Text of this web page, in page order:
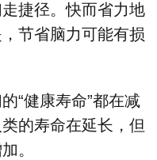
捷径。快而省力地
节省脑力可能有损
“健康寿命”都在减
的寿命在延长，但
。